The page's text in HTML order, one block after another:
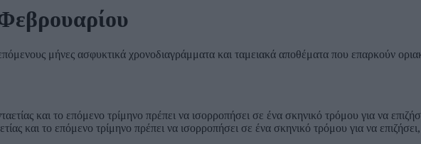
μήνες ασφυκτικά χρονοδιαγράμματα και ταμειακά αποθέματα που επαρκούν
και το επόμενο τρίμηνο πρέπει να ισορροπήσει σε ένα σκηνικό τρόμου για να επιζήσει,